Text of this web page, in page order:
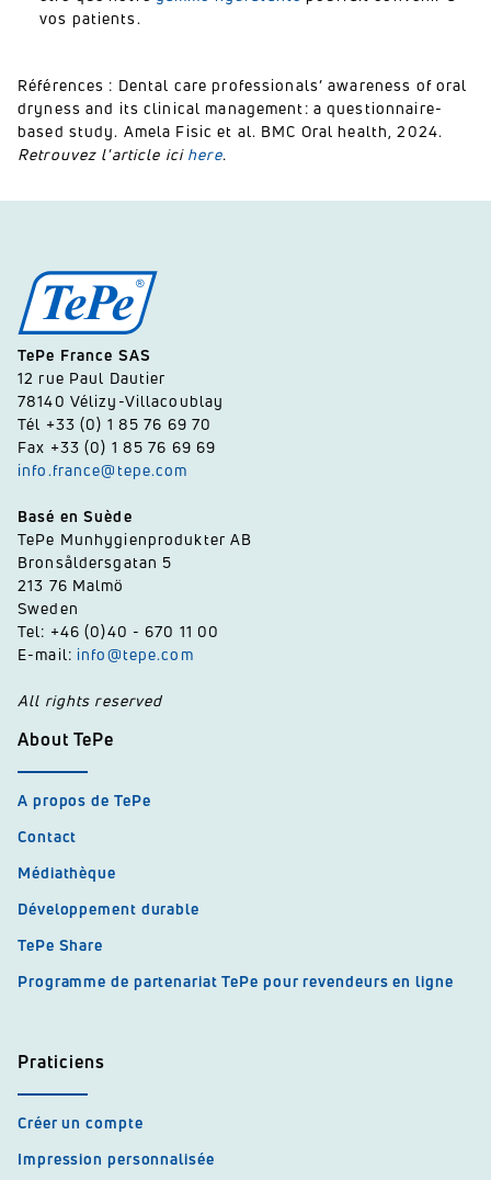
vos patients.
Références : Dental care professionals’ awareness of oral
dryness and its clinical management: a questionnaire-
based study. Amela Fisic et al. BMC Oral health, 2024.
Retrouvez l'article ici here.
TePe France SAS
12 rue Paul Dautier
78140 Vélizy-Villacoublay
Tél +33 (0) 1 85 76 69 70
Fax +33 (0) 1 85 76 69 69
info.france@tepe.com
Basé en Suède
TePe Munhygienprodukter AB
Bronsåldersgatan 5
213 76 Malmö
Sweden
Tel: +46 (0)40 - 670 11 00
E-mail: info@tepe.com
All rights reserved
About TePe
A propos de TePe
Contact
Médiathèque
Développement durable
TePe Share
Programme de partenariat TePe pour revendeurs en ligne
Praticiens
Créer un compte
Impression personnalisée